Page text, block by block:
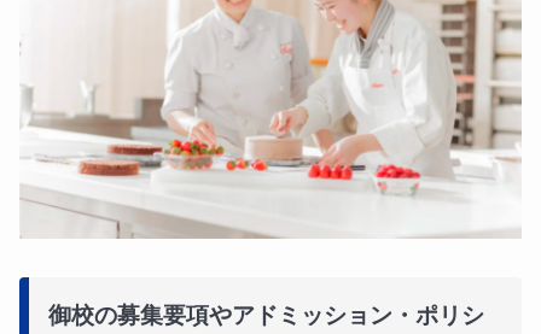
御校の募集要項やアドミッション・ポリシ